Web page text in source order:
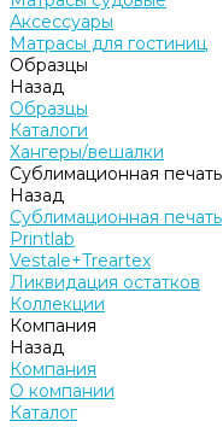
Аксессуары
Матрасы для гостиниц
Образцы
Назад
Образцы
Каталоги
Хангеры/вешалки
Сублимационная печать
Назад
Сублимационная печать
Printlab
Vestale+Treartex
Ликвидация остатков
Коллекции
Компания
Назад
Компания
О компании
Каталог